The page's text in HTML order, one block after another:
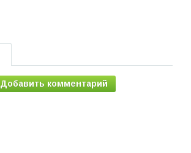
Добавить комментарий